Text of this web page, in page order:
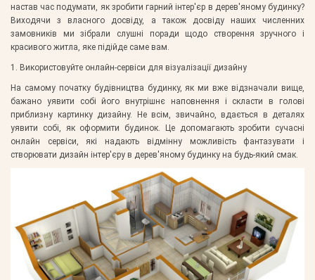
настав час подумати, як зробити гарний інтер'єр в дерев'яному будинку?
Виходячи з власного досвіду, а також досвіду наших численних
замовників ми зібрали слушні поради щодо створення зручного і
красивого житла, яке підійде саме вам.
1. Використовуйте онлайн-сервіси для візуалізації дизайну
На самому початку будівництва будинку, як ми вже відзначали вище,
бажано уявити собі його внутрішнє наповнення і скласти в голові
приблизну картинку дизайну. Не всім, звичайно, вдається в деталях
уявити собі, як оформити будинок. Це допомагають зробити сучасні
онлайн сервіси, які надають відмінну можливість фантазувати і
створювати дизайн інтер'єру в дерев'яному будинку на будь-який смак.